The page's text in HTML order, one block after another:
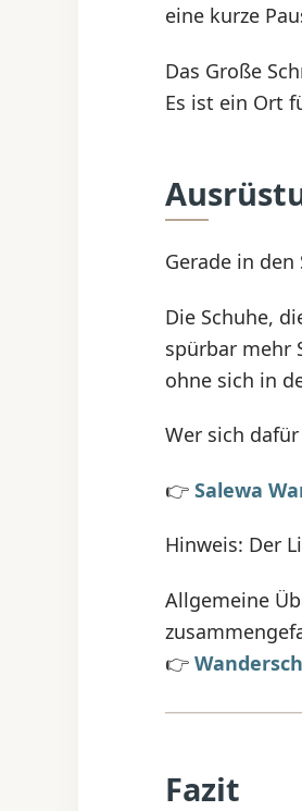
eine kurze
Das Große
Es ist ein Ort
Gerade in
Die Schuhe,
spürbar mehr
ohne sich in
Wer sich
👉 Salewa
Hinweis: Der
Allgemeine
👉
Fazit